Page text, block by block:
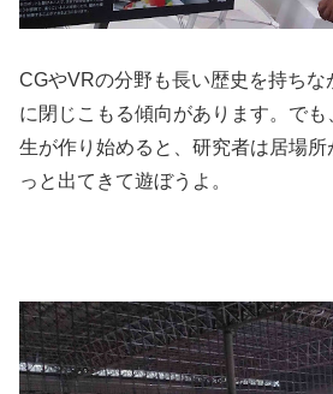
CGやVRの分野も長い歴史を持ちな
に閉じこもる傾向があります。で
生が作り始めると、研究者は居場
っと出てきて遊ぼうよ。